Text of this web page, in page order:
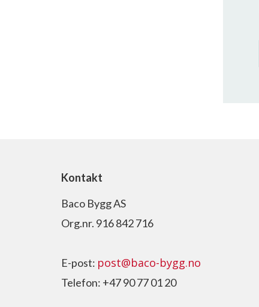
Kontakt
Baco Bygg AS
Org.nr. 916 842 716
E-post: post@baco-bygg.no
Telefon: +47 90 77 01 20